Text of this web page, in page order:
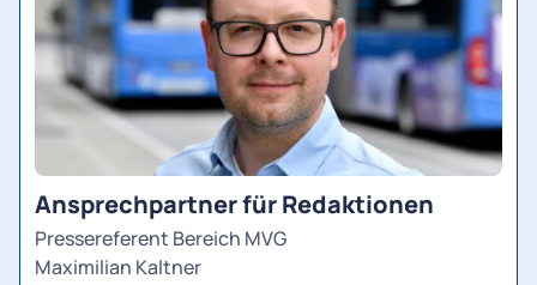
Ansprechpartner für Redaktionen
Pressereferent Bereich MVG
Maximilian Kaltner